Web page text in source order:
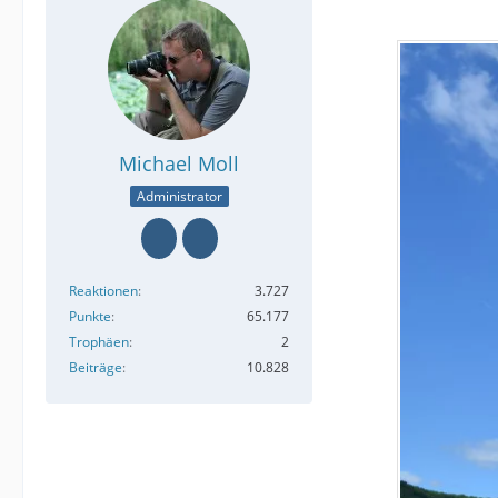
Michael Moll
Administrator
Reaktionen
3.727
Punkte
65.177
Trophäen
2
Beiträge
10.828